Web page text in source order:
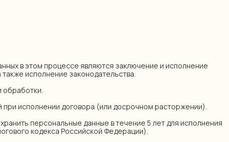
в этом процессе являются заключение и исполнение
исполнение законодательства.
обработки.
при исполнении договора (или досрочном расторжении).
персональные данные в течение 5 лет для исполнения
кодекса Российской Федерации).